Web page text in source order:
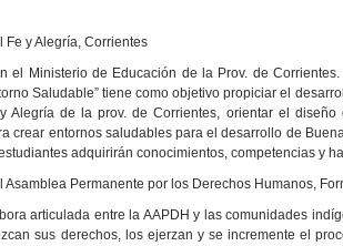
Fe y Alegría, Corrientes
el Ministerio de Educación de la Prov. de
Saludable” tiene como objetivo propiciar el
Alegría de la prov. de Corrientes, orientar el
crear entornos saludables para el desarrollo de
adquirirán conocimientos, competencias y
Asamblea Permanente por los Derechos Humanos,
articulada entre la AAPDH y las comunidades
sus derechos, los ejerzan y se incremente el